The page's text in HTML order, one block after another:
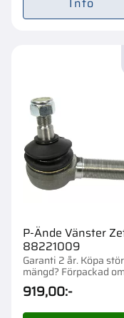
P-Ände Vänster
88221009
Garanti 2 år. Köpa
mängd? Förpackad
st.
919,00:-